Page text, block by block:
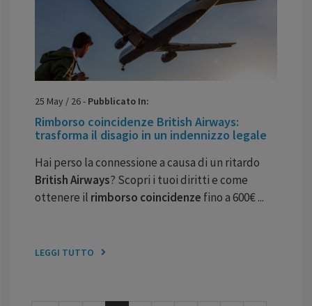
25 May / 26- Pubblicato In:
Rimborso coincidenze British Airways:
trasforma il disagio in un indennizzo legale
Hai perso la connessione a causa di un ritardo
British Airways? Scopri i tuoi diritti e come
ottenere il rimborso coincidenze fino a 600€ ...
LEGGI TUTTO